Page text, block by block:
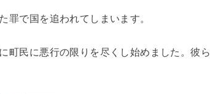
罪で国を追われてしまいます。
町民に悪行の限りを尽くし始めました。彼ら